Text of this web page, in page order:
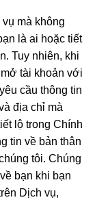
mà không
là ai hoặc tiết
Tuy nhiên, khi
tài khoản với
cầu thông tin
địa chỉ mà
lộ trong Chính
tin về bản thân
tôi. Chúng
bạn khi bạn
Dịch vụ,